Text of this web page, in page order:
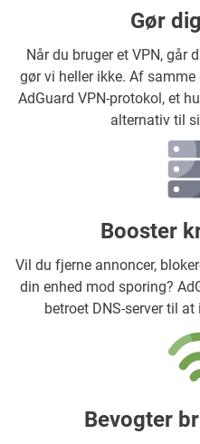
Gør
Når du bruger et VPN, går
gør vi heller ikke. Af
AdGuard VPN-protokol, et
alternativ til
Booster
Vil du fjerne annoncer,
din enhed mod sporing?
betroet DNS-server til
Bevogter